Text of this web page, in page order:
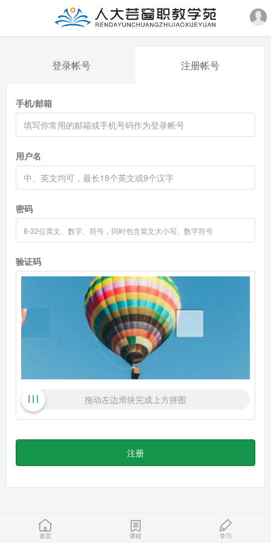
登录帐号 注册帐号
手机/邮箱
用户名
密码
验证码
拖动左边滑块完成上方拼图
注册
首页 课程 学习